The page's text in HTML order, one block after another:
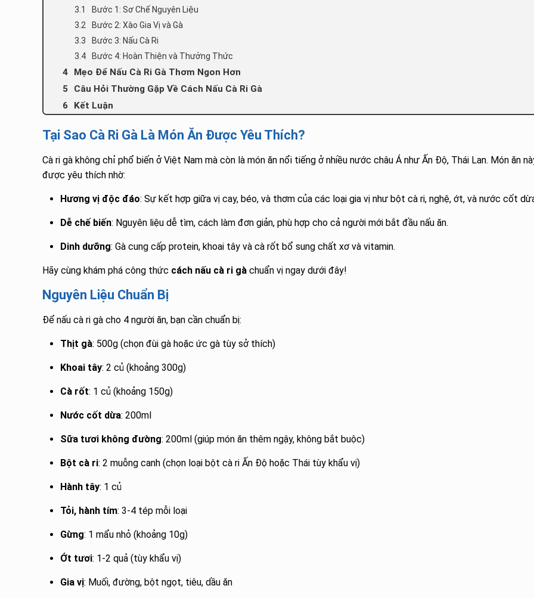
Bước 1: Sơ Chế Nguyên Liệu
Bước 2: Xào Gia Vị và Gà
Bước 3: Nấu Cà Ri
Bước 4: Hoàn Thiện và Thưởng Thức
Mẹo Để Nấu Cà Ri Gà Thơm Ngon Hơn
Câu Hỏi Thường Gặp Về Cách Nấu Cà Ri Gà
Kết Luận
Tại Sao Cà Ri Gà Là Món Ăn Được Yêu Thích?
Cà ri gà không chỉ phổ biến ở Việt Nam mà còn là món ăn nổi tiếng ở nhiều nước châu Á như Ấn Độ, Thái Lan. Món ăn
được yêu thích nhờ:
Hương vị độc đáo: Sự kết hợp giữa vị cay, béo, và thơm của các loại gia vị như bột cà ri, nghệ, ớt, và nước cốt
Dễ chế biến: Nguyên liệu dễ tìm, cách làm đơn giản, phù hợp cho cả người mới bắt đầu nấu ăn.
Dinh dưỡng: Gà cung cấp protein, khoai tây và cà rốt bổ sung chất xơ và vitamin.
Hãy cùng khám phá công thức cách nấu cà ri gàchuẩn vị ngay dưới đây!
Nguyên Liệu Chuẩn Bị
Để nấu cà ri gà cho 4 người ăn, bạn cần chuẩn bị:
Thịt gà: 500g (chọn đùi gà hoặc ức gà tùy sở thích)
Khoai tây: 2 củ (khoảng 300g)
Cà rốt: 1 củ (khoảng 150g)
Nước cốt dừa: 200ml
Sữa tươi không đường: 200ml (giúp món ăn thêm ngậy, không bắt buộc)
Bột cà ri: 2 muỗng canh (chọn loại bột cà ri Ấn Độ hoặc Thái tùy khẩu vị)
Hành tây: 1 củ
Tỏi, hành tím: 3-4 tép mỗi loại
Gừng: 1 mẩu nhỏ (khoảng 10g)
Ớt tươi: 1-2 quả (tùy khẩu vị)
Gia vị: Muối, đường, bột ngọt, tiêu, dầu ăn